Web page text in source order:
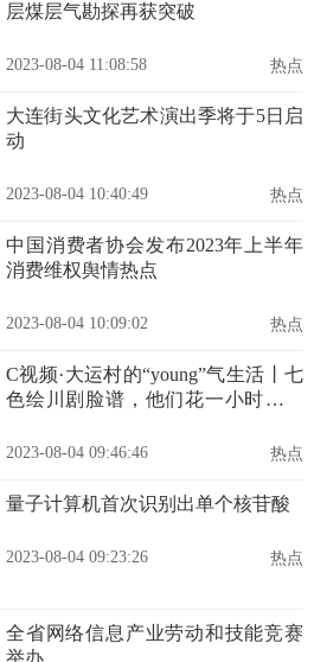
层煤层气勘探再获突破
2023-08-04 11:08:58 热点
大连街头文化艺术演出季将于5日启
动
2023-08-04 10:40:49 热点
中国消费者协会发布2023年上半年
消费维权舆情热点
2023-08-04 10:09:02 热点
C视频·大运村的“young”气生活丨七
色绘川剧脸谱，他们花一小时感受
2023-08-04 09:46:46 热点
量子计算机首次识别出单个核苷酸
2023-08-04 09:23:26 热点
全省网络信息产业劳动和技能竞赛
举办